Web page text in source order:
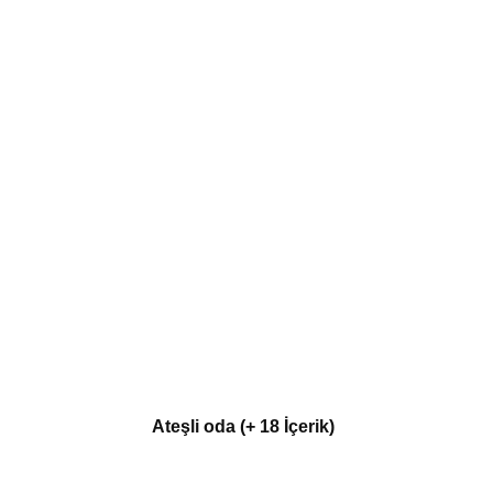
Ateşli oda (+ 18 İçerik)